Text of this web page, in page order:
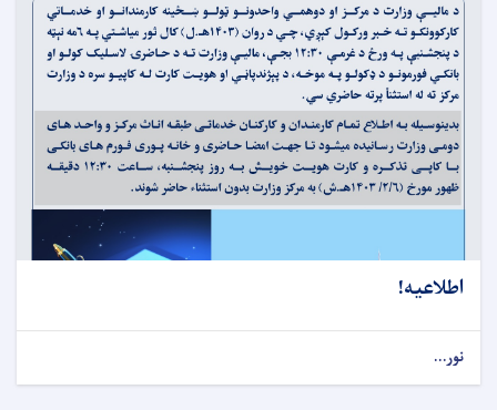
اطلاعیه!
نور...